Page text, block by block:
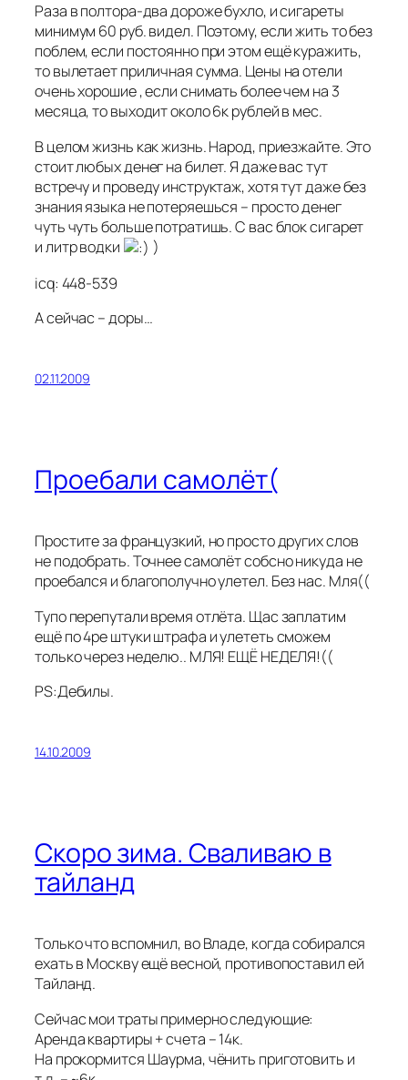
Раза в полтора-два дороже бухло, и сигареты
минимум 60 руб. видел. Поэтому, если жить то без
поблем, если постоянно при этом ещё куражить,
то вылетает приличная сумма. Цены на отели
очень хорошие , если снимать более чем на 3
месяца, то выходит около 6к рублей в мес.
В целом жизнь как жизнь. Народ, приезжайте. Это
стоит любых денег на билет. Я даже вас тут
встречу и проведу инструктаж, хотя тут даже без
знания языка не потеряешься – просто денег
чуть чуть больше потратишь. С вас блок сигарет
и литр водки
)
icq: 448-539
А сейчас – доры…
02.11.2009
Проебали самолёт(
Простите за французкий, но просто других слов
не подобрать. Точнее самолёт собсно никуда не
проебался и благополучно улетел. Без нас. Мля((
Тупо перепутали время отлёта. Щас заплатим
ещё по 4ре штуки штрафа и улететь сможем
только через неделю.. МЛЯ! ЕЩЁ НЕДЕЛЯ!((
PS:Дебилы.
14.10.2009
Скоро зима. Сваливаю в
тайланд
Только что вспомнил, во Владе, когда собирался
ехать в Москву ещё весной, противопоставил ей
Тайланд.
Сейчас мои траты примерно следующие:
Аренда квартиры + счета – 14к.
На прокормится Шаурма, чёнить приготовить и